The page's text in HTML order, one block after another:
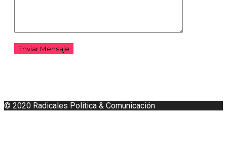
Enviar Mensaje
© 2020 Radicales Política & Comunicación